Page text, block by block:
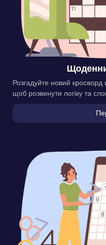
Розгадуйте новий кросворд
щоб розвинути логіку та